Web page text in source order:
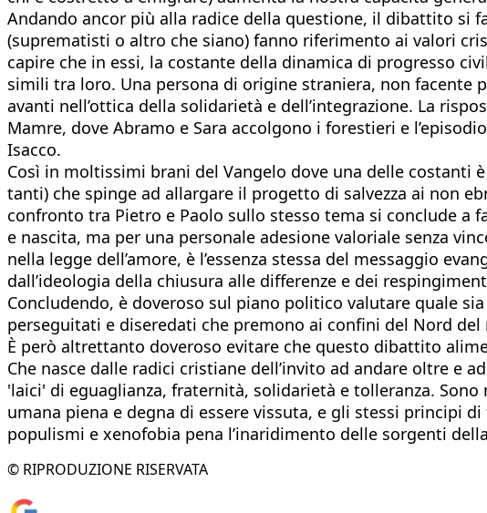
Andando ancor più alla radice della questione, il dibattito si
(suprematisti o altro che siano) fanno riferimento ai valori
capire che in essi, la costante della dinamica di progresso
simili tra loro. Una persona di origine straniera, non facente
avanti nell’ottica della solidarietà e dell’integrazione. La
Mamre, dove Abramo e Sara accolgono i forestieri e
Isacco.
Così in moltissimi brani del Vangelo dove una delle costanti
tanti) che spinge ad allargare il progetto di salvezza ai non
confronto tra Pietro e Paolo sullo stesso tema si conclude a
e nascita, ma per una personale adesione valoriale senza
nella legge dell’amore, è l’essenza stessa del messaggio
dall’ideologia della chiusura alle differenze e dei
Concludendo, è doveroso sul piano politico valutare quale
perseguitati e diseredati che premono ai confini del Nord
È però altrettanto doveroso evitare che questo dibattito
Che nasce dalle radici cristiane dell’invito ad andare oltre e
'laici' di eguaglianza, fraternità, solidarietà e tolleranza.
umana piena e degna di essere vissuta, e gli stessi principi
populismi e xenofobia pena l’inaridimento delle sorgenti
© RIPRODUZIONE RISERVATA